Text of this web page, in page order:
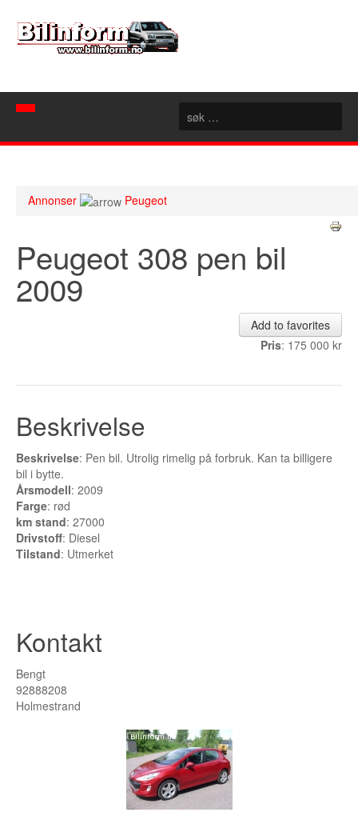
Artikler
Konseptbiler
Nyttige sider
Bilforhandlere
Finnmark
Hedmark
Hordaland
Møre og Romsdal
Oslo
Rogaland
Annonser Peugeot
Peugeot 308 pen bil
2009
Add to favorites
Pris: 175 000 kr
Beskrivelse
Beskrivelse: Pen bil. Utrolig rimelig på forbruk. Kan ta billigere
bil i bytte.
Årsmodell: 2009
Farge: rød
km stand: 27000
Drivstoff: Diesel
Tilstand: Utmerket
Kontakt
Bengt
92888208
Holmestrand